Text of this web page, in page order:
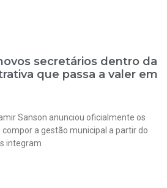
secretários dentro da
que passa a valer em
Sanson anunciou oficialmente os
a gestão municipal a partir do
integram